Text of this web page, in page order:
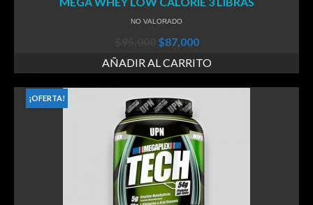
NO VALORADO
$87,000
AÑADIR AL CARRITO
¡OFERTA!